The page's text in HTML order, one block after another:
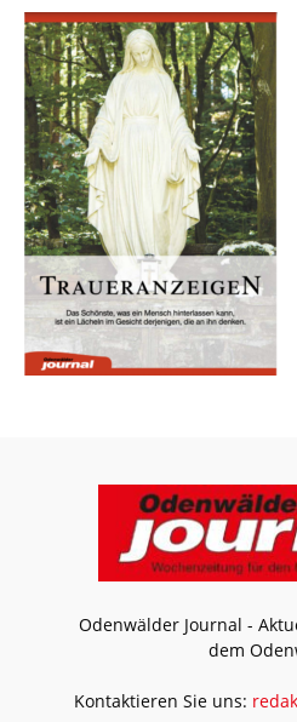
Odenwälder Journal -
dem
Kontaktieren Sie uns: